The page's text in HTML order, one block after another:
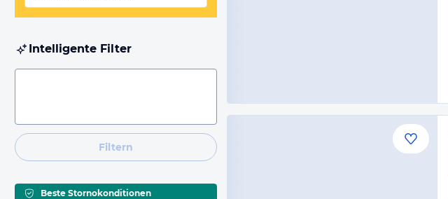
Intelligente Filter
Filtern
Beste Stornokonditionen